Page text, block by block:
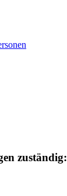
zuständig: